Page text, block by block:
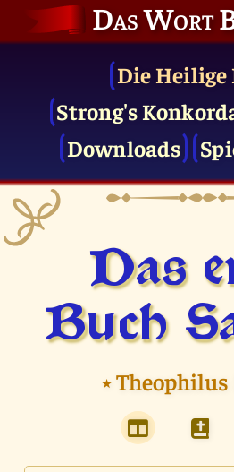
Das Wort
Die Heilige
Strong's
Downloads
Das
Buch
⭑Theophilus